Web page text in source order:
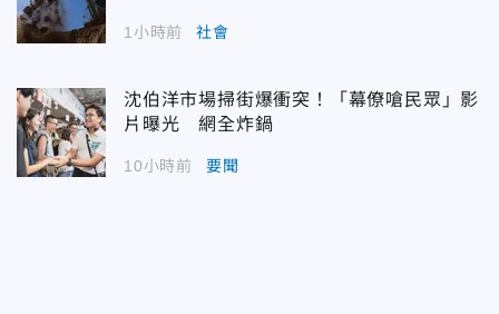
1小時前 社會
沈伯洋市場掃街爆衝突！「幕僚嗆民眾」影
片曝光 網全炸鍋
10小時前 要聞